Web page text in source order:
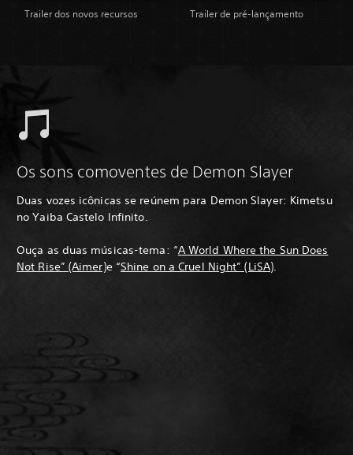
Trailer dos novos recursos Trailer de pré-lançamento
Os sons comoventes de Demon Slayer
Duas vozes icônicas se reúnem para Demon Slayer: Kimetsu
no Yaiba Castelo Infinito.
Ouça as duas músicas-tema: “A World Where the Sun Does
Not Rise” (Aimer)e “Shine on a Cruel Night” (LiSA).